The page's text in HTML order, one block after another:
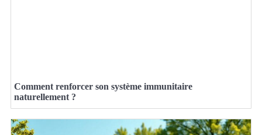
Comment renforcer son système immunitaire
naturellement ?